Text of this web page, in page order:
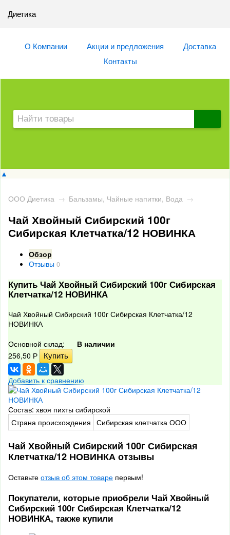
Диетика
О Компании Акции и предложения
Доставка
Контакты
▲
ООО Диетика → Бальзамы, Чайные напитки, Вода →
Чай Хвойный Сибирский 100г
Сибирская Клетчатка/12 НОВИНКА
Обзор
Отзывы 0
Купить Чай Хвойный Сибирский 100г Сибирская
Клетчатка/12 НОВИНКА
Чай Хвойный Сибирский 100г Сибирская Клетчатка/12
НОВИНКА
Основной склад:
В наличии
256,50 Р
Добавить к сравнению
Состав: хвоя пихты сибирской
Страна происхождения Сибирская клетчатка ООО
Чай Хвойный Сибирский 100г Сибирская
Клетчатка/12 НОВИНКА отзывы
Оставьте отзыв об этом товаре первым!
Покупатели, которые приобрели Чай Хвойный
Сибирский 100г Сибирская Клетчатка/12
НОВИНКА, также купили